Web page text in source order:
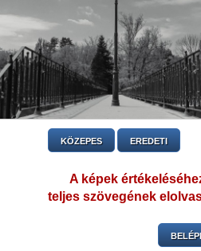
KÖZEPES EREDETI
A képek
teljes szövegének